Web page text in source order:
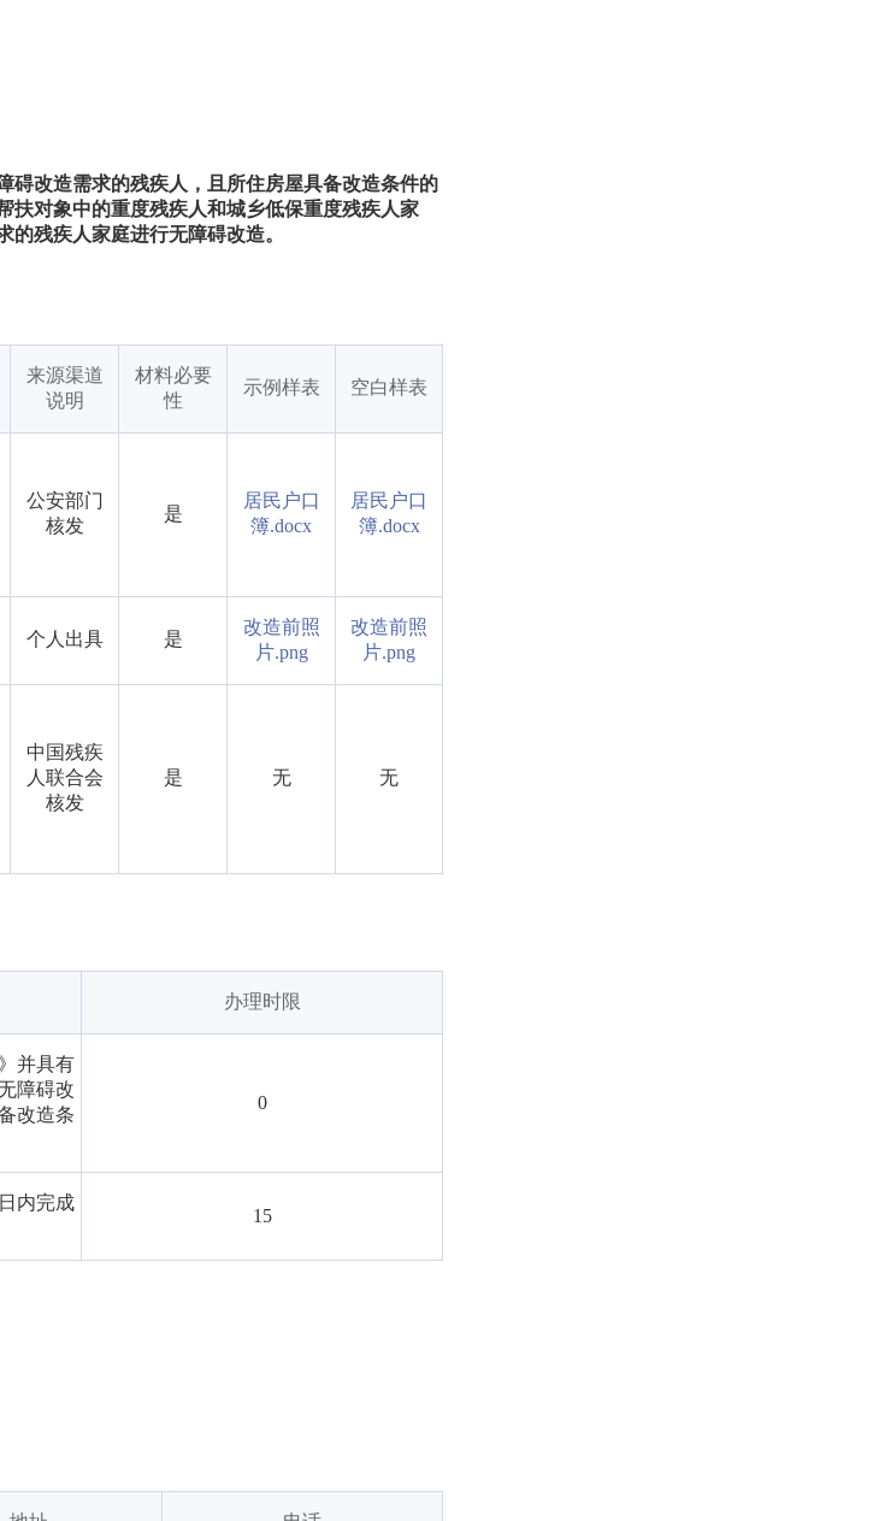
碍改造需求的残疾人，且所住房屋具备改造条件的
扶对象中的重度残疾人和城乡低保重度残疾人家
残疾人家庭进行无障碍改造。
来源渠道
说明
材料必要
性
示例样表 空白样表
公安部门
核发
是
居民户口
簿.docx
居民户口
簿.docx
个人出具 是
改造前照
片.png
改造前照
片.png
中国残疾
人联合会
核发
是 无 无
办理时限
并具有
障碍改
改造条
0
内完成
15